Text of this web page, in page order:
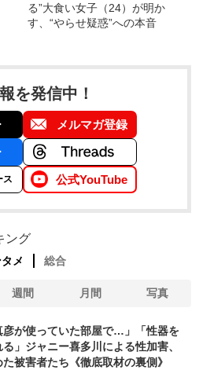
る”大食い女子（24）が明か
す、“やらせ疑惑”への本音
を発信中！
メルマガ登録
ス 公式YouTube
ング
メ 総合
週間 月間 写真
彦が使っていた部屋で…」「性器を
」ジャニー喜多川による性加害、
被害者たち《徹底取材の裏側》